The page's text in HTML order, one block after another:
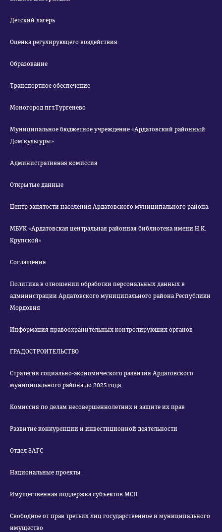
Детский лагерь
Оценка регулирующего воздействия
Образование
Транспортное обеспечение
Моногород пгт.Тургенево
Муниципальное бюджетное учреждение «Ардатовский районный
Дом культуры»
Административная комиссия
Открытые данные
Центр занятости населения Ардатовского муниципального района.
МБУК «Ардатовская центральная районная библиотека имени Н.К.
Крупской»
Соглашения
Политика в отношении обработки персональных данных в
администрации Ардатовского муниципального района Республики
Мордовия
Информация правоохранительных контролирующих органов
ГРАДОСТРОИТЕЛЬСТВО
Стратегия социально-экономического развития Ардатовского
муниципального района до 2025 года
Комиссия по делам несовершеннолетних и защите их прав
Развитие конкуренции и инвестиционной деятельности
Отдел ЗАГС
Национальные проекты
Имущественная поддержка субъектов МСП
Свободное от прав третьих лиц государственное и муниципального
имущество